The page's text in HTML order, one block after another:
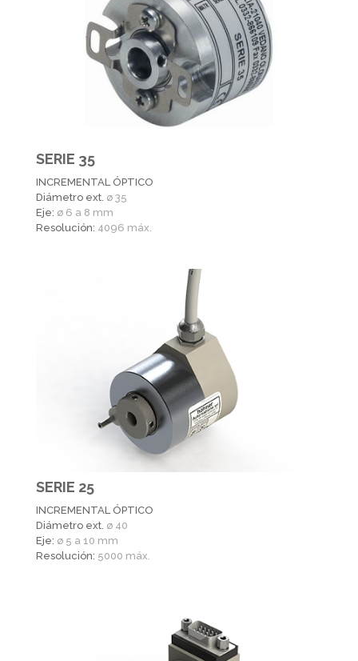
SERIE 35
INCREMENTAL ÓPTICO
Diámetro ext. ø 35
Eje: ø 6 a 8 mm
Resolución: 4096 máx.
SERIE 25
INCREMENTAL ÓPTICO
Diámetro ext. ø 40
Eje: ø 5 a 10 mm
Resolución: 5000 máx.